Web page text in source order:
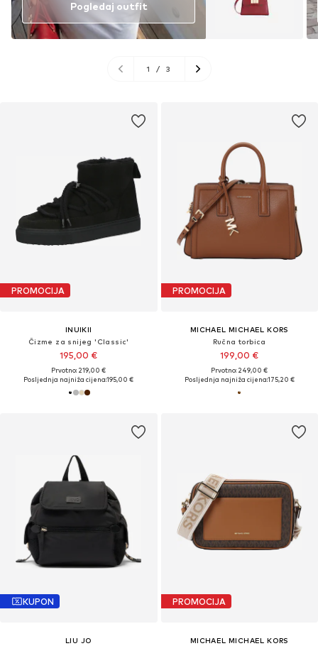
Pogledaj outfit
1 / 3
PROMOCIJA
INUIKII
Čizme za snijeg 'Classic'
195,00 €
Prvotno: 219,00 €
Posljednja najniža cijena:195,00 €
PROMOCIJA
MICHAEL MICHAEL KORS
Ručna torbica
199,00 €
Prvotno: 249,00 €
Posljednja najniža cijena:175,20 €
KUPON
LIU JO
PROMOCIJA
MICHAEL MICHAEL KORS